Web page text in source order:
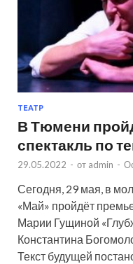
ТЕАТР
В Тюмени
спектакль по
29.05.2022 - от admin -
Сегодня, 29 мая, в
«Май» пройдёт
Марии Гущиной
Константина
Текст будущей